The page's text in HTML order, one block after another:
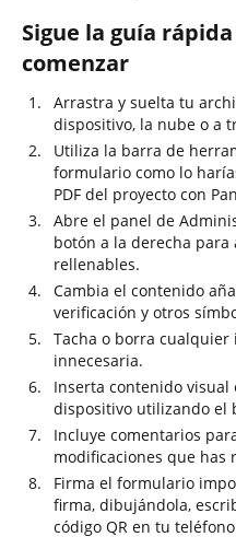
Sigue la guía
comenzar
Arrastra y suelta tu
dispositivo, la nube o a
Utiliza la barra de
formulario como lo
PDF del proyecto con
Abre el panel de
botón a la derecha para
rellenables.
Cambia el contenido
verificación y otros
Tacha o borra
innecesaria.
Inserta contenido
dispositivo utilizando el
Incluye comentarios
modificaciones que has
Firma el formulario
firma, dibujándola,
código QR en tu